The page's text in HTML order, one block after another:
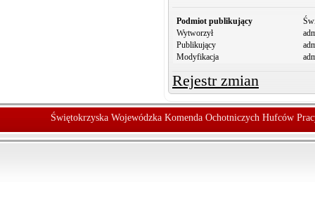
Podmiot publikujący
Wytworzył
Publikujący
Modyfikacja
Rejestr zmian
Świętokrzyska Wojewódzka Komenda Ochotniczych Hufców